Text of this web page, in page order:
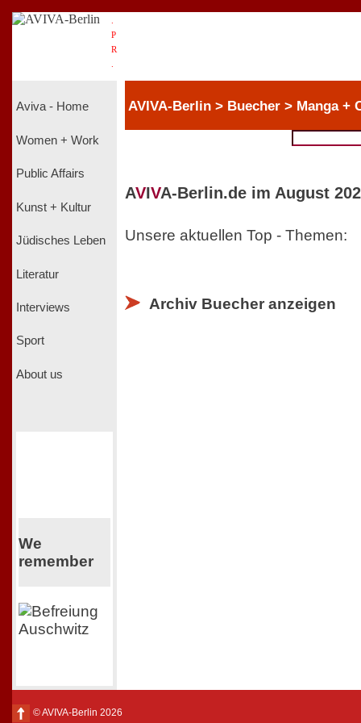
P
R
Aviva - Home
Women + Work
Public Affairs
Kunst + Kultur
Jüdisches Leben
Literatur
Interviews
Sport
About us
We
remember
AVIVA-Berlin > Buecher > Manga +
AVIVA-Berlin.de im August
Unsere aktuellen Top - Themen:
Archiv Buecher anzeigen
© AVIVA-Berlin 2026